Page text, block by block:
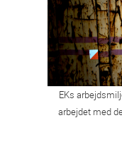
EKs
arbejdet med